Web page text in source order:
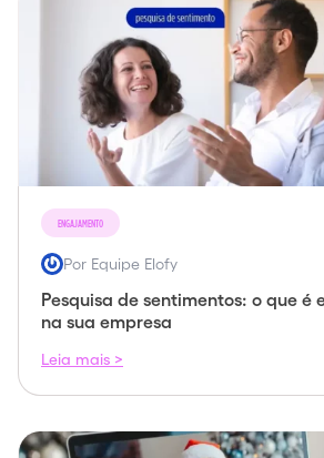
ENGAJAMENTO
Por Equipe Elofy
Pesquisa de sentimentos: o que é
na sua empresa
Leia mais >